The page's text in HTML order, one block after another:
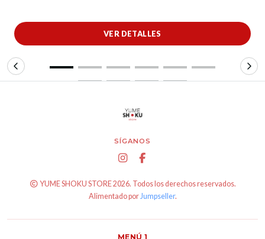
VER DETALLES
SÍGANOS
YUME SHOKU STORE 2026. Todos los derechos reservados.
Alimentado porJumpseller.
MENÚ 1